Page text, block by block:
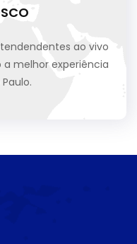
ao vivo
melhor experiência